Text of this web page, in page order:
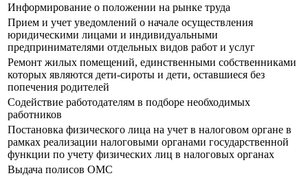
Информирование о положении на рынке труда
Прием и учет уведомлений о начале осуществления
юридическими лицами и индивидуальными
предпринимателями отдельных видов работ и услуг
Ремонт жилых помещений, единственными собственниками
которых являются дети-сироты и дети, оставшиеся без
попечения родителей
Содействие работодателям в подборе необходимых
работников
Постановка физического лица на учет в налоговом органе в
рамках реализации налоговыми органами государственной
функции по учету физических лиц в налоговых органах
Выдача полисов ОМС